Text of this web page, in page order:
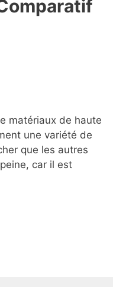
tif
matériaux de haute
une variété de
que les autres
car il est